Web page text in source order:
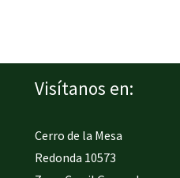
Visítanos en:
Cerro de la Mesa
Redonda 10573